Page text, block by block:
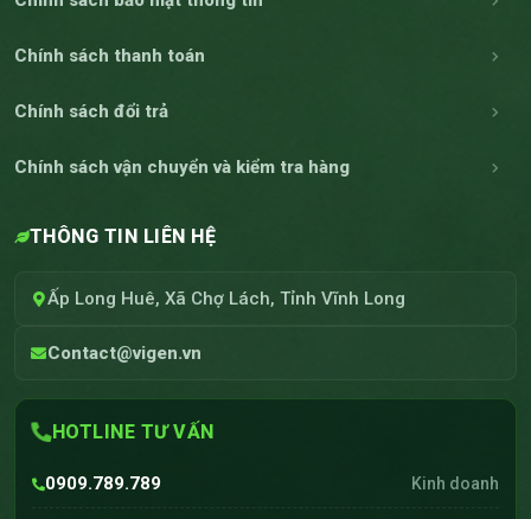
Chính sách thanh toán
Chính sách đổi trả
Chính sách vận chuyển và kiểm tra hàng
THÔNG TIN LIÊN HỆ
Ấp Long Huê, Xã Chợ Lách, Tỉnh Vĩnh Long
Contact@vigen.vn
HOTLINE TƯ VẤN
0909.789.789 Kinh doanh